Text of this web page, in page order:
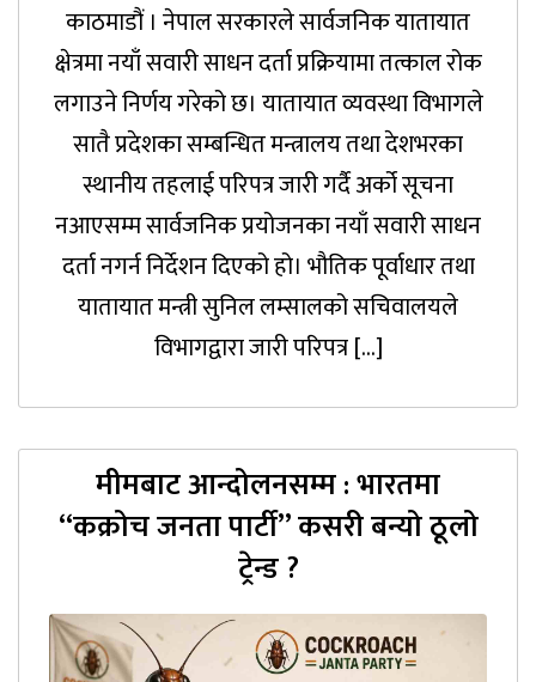
काठमाडौं । नेपाल सरकारले सार्वजनिक यातायात
क्षेत्रमा नयाँ सवारी साधन दर्ता प्रक्रियामा तत्काल रोक
लगाउने निर्णय गरेको छ। यातायात व्यवस्था विभागले
सातै प्रदेशका सम्बन्धित मन्त्रालय तथा देशभरका
स्थानीय तहलाई परिपत्र जारी गर्दै अर्को सूचना
नआएसम्म सार्वजनिक प्रयोजनका नयाँ सवारी साधन
दर्ता नगर्न निर्देशन दिएको हो। भौतिक पूर्वाधार तथा
यातायात मन्त्री सुनिल लम्सालको सचिवालयले
विभागद्वारा जारी परिपत्र […]
मीमबाट आन्दोलनसम्म : भारतमा
“कक्रोच जनता पार्टी” कसरी बन्यो ठूलो
ट्रेन्ड ?